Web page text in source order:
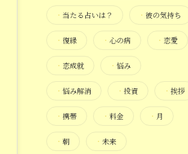
・ 当たる占いは？ ・ 彼の気持ち
・ 復縁 ・ 心の病 ・ 恋愛
・ 恋成就 ・ 悩み
・ 悩み解消 ・ 投資 ・ 挨拶
・ 携帯 ・ 料金 ・ 月
・ 朝 ・ 未来